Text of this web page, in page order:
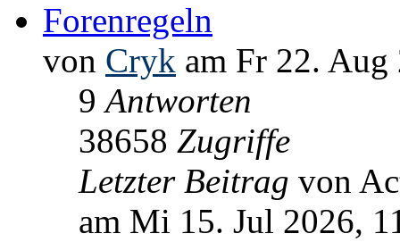
Forenregeln
von Cryk am Fr 22.
9Antworten
38658 Zugriffe
Letzter Beitrag von
am Mi 15. Jul 2026,